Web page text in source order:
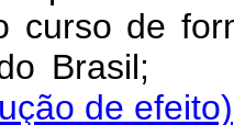
curso de
do
de efeito)